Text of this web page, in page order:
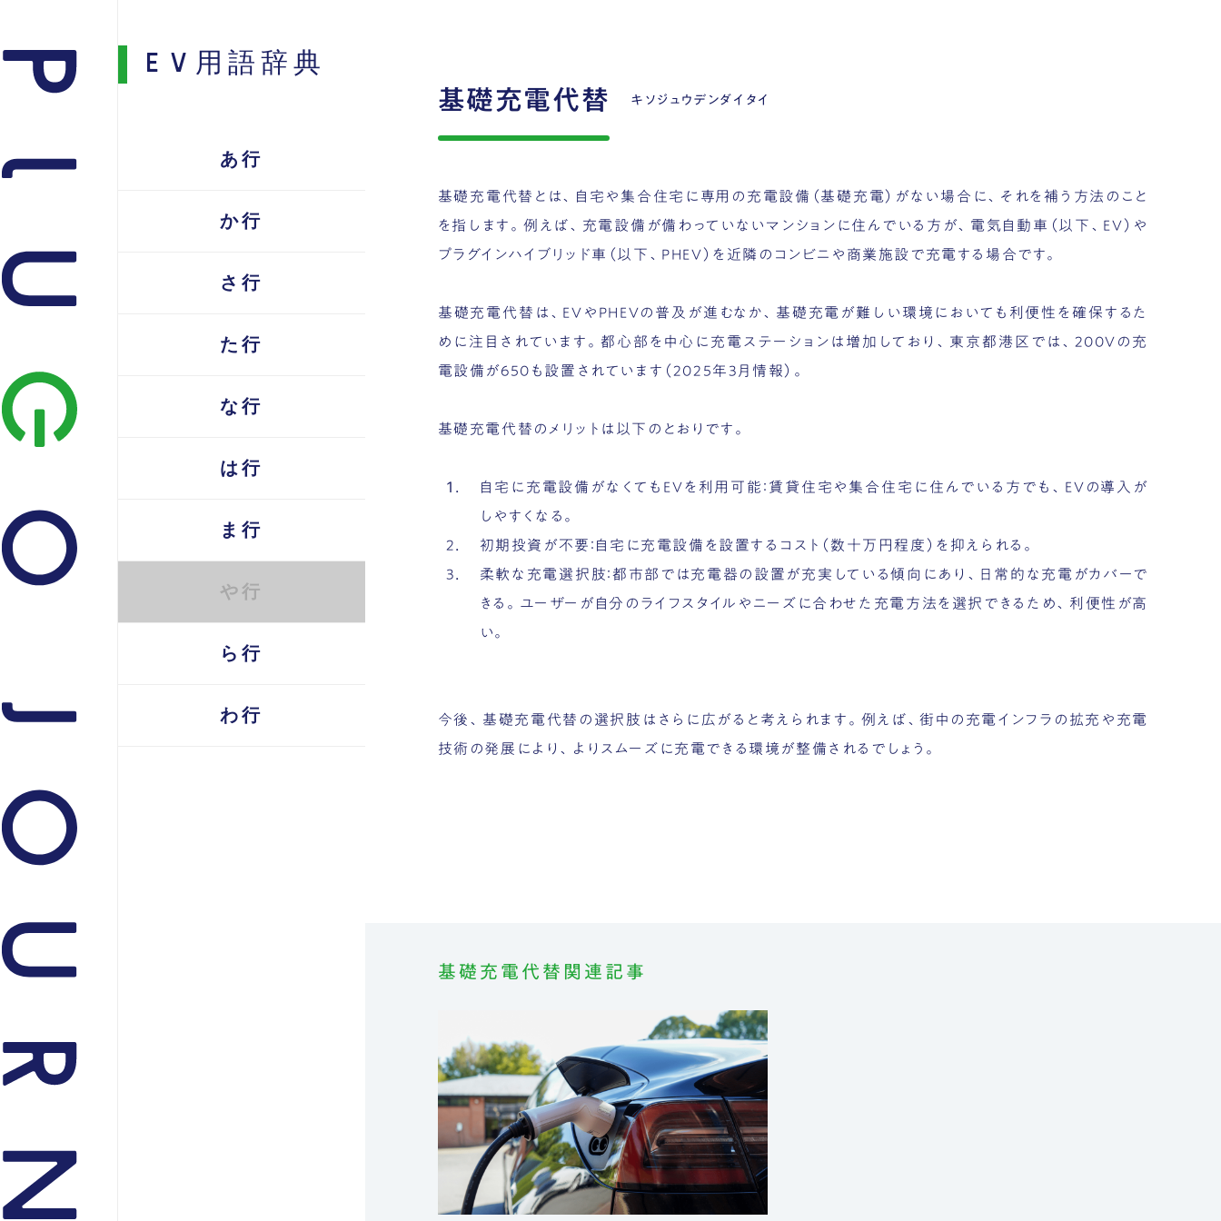
EV用語辞典
あ行
か行
さ行
た行
な行
は行
ま行
や行
ら行
わ行
基礎充電代替 キソジュウデンダイタイ
基礎充電代替とは、自宅や集合住宅に専用の充電設備（基礎充電）がない場合に、それを補う方法のこと
を指します。例えば、充電設備が備わっていないマンションに住んでいる方が、電気自動車（以下、EV）や
プラグインハイブリッド車（以下、PHEV）を近隣のコンビニや商業施設で充電する場合です。
基礎充電代替は、EVやPHEVの普及が進むなか、基礎充電が難しい環境においても利便性を確保するた
めに注目されています。都心部を中心に充電ステーションは増加しており、東京都港区では、200Vの充
電設備が650も設置されています（2025年3月情報）。
基礎充電代替のメリットは以下のとおりです。
自宅に充電設備がなくてもEVを利用可能：賃貸住宅や集合住宅に住んでいる方でも、EVの導入が
しやすくなる。
初期投資が不要：自宅に充電設備を設置するコスト（数十万円程度）を抑えられる。
柔軟な充電選択肢：都市部では充電器の設置が充実している傾向にあり、日常的な充電がカバーで
きる。ユーザーが自分のライフスタイルやニーズに合わせた充電方法を選択できるため、利便性が高
い。
今後、基礎充電代替の選択肢はさらに広がると考えられます。例えば、街中の充電インフラの拡充や充電
技術の発展により、よりスムーズに充電できる環境が整備されるでしょう。
基礎充電代替関連記事